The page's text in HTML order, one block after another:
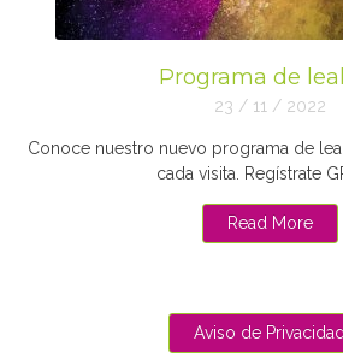
Programa de
23 / 11 / 2022
Conoce nuestro nuevo programa de
cada visita. Regístrate
Read More
Aviso de Privacidad